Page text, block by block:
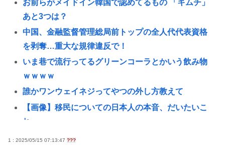
お前らがメイドイン韓国で認めてるもの 「キムチ」
あと3つは？
中国、金融監督管理総局前トップの全人代代表資格
を剥奪…重大な規律違反で！
いま巷で流行ってるグリーンコーラとかいう飲み物
ｗｗｗｗ
誰かワンウェイネジってやつの外し方教えて
【画像】移民についての日本人の本音、だいたいこ
れwww
認知症の高齢者の資産260兆円が狙われている！ 「被
1 : 2025/05/15 07:13:47 ???